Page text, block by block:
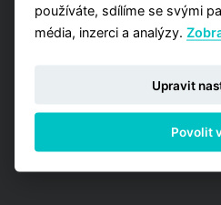
používáte, sdílíme se svými
média, inzerci a analýzy.
Upravit
Povolit